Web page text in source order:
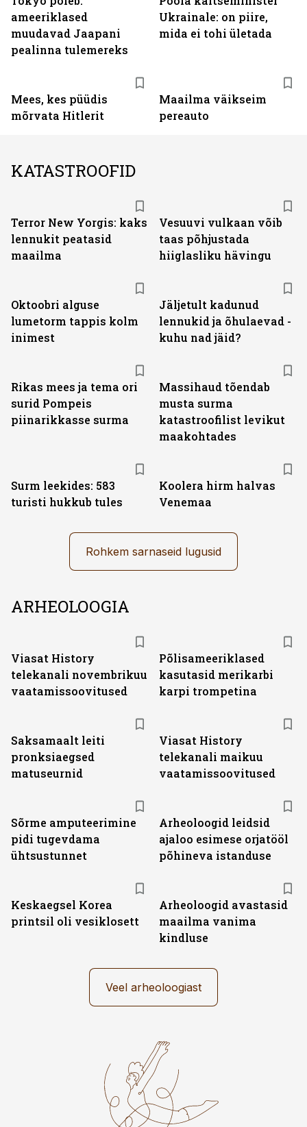
ameeriklased
muudavad Jaapani
pealinna tulemereks
Ukrainale: on piire,
mida ei tohi ületada
Mees, kes püüdis
mõrvata Hitlerit
Maailma väikseim
pereauto
KATASTROOFID
Terror New Yorgis: kaks
lennukit peatasid
maailma
Vesuuvi vulkaan võib
taas põhjustada
hiiglasliku hävingu
Oktoobri alguse
lumetorm tappis kolm
inimest
Jäljetult kadunud
lennukid ja õhulaevad -
kuhu nad jäid?
Rikas mees ja tema ori
surid Pompeis
piinarikkasse surma
Massihaud tõendab
musta surma
katastroofilist levikut
maakohtades
Surm leekides: 583
turisti hukkub tules
Koolera hirm halvas
Venemaa
Rohkem sarnaseid lugusid
ARHEOLOOGIA
Viasat History
telekanali novembrikuu
vaatamissoovitused
Põlisameeriklased
kasutasid merikarbi
karpi trompetina
Saksamaalt leiti
pronksiaegsed
matuseurnid
Viasat History
telekanali maikuu
vaatamissoovitused
Sõrme amputeerimine
pidi tugevdama
ühtsustunnet
Arheoloogid leidsid
ajaloo esimese orjatööl
põhineva istanduse
Keskaegsel Korea
printsil oli vesiklosett
Arheoloogid avastasid
maailma vanima
kindluse
Veel arheoloogiast